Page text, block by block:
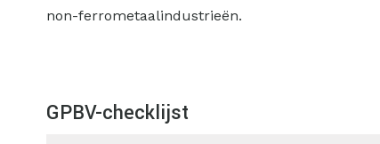
non-ferrometaalindustrieën.
GPBV-checklijst